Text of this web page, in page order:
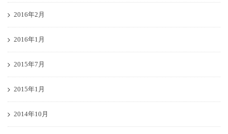
2016年2月
2016年1月
2015年7月
2015年1月
2014年10月